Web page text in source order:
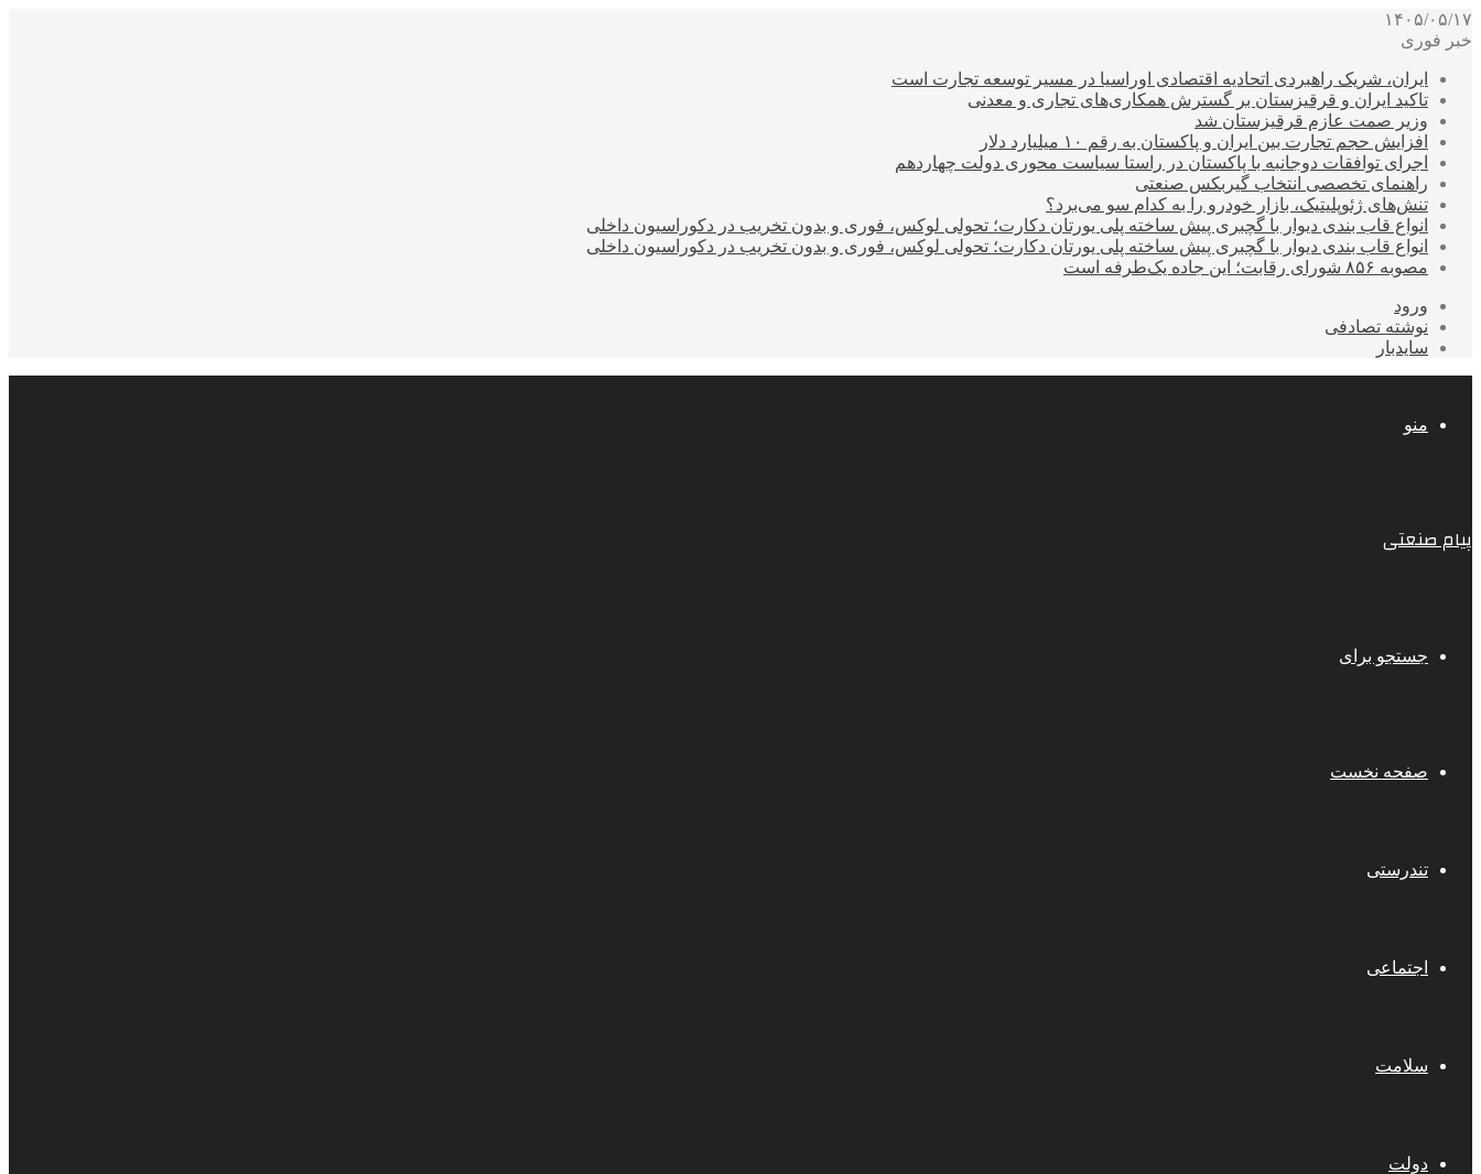
۱۴۰۵/۰۵/۱۷
خبر فوری
ایران، شریک راهبردی اتحادیه اقتصادی اوراسیا در مسیر توسعه تجارت است
تاکید ایران و قرقیزستان بر گسترش همکاری‌های تجاری و معدنی
وزیر صمت عازم قرقیزستان شد
افزایش حجم تجارت بین ایران و پاکستان به رقم ۱۰ میلیارد دلار
اجرای توافقات دوجانبه با پاکستان در راستا سیاست محوری دولت چهاردهم
راهنمای تخصصی انتخاب گیربکس صنعتی
تنش‌های ژئوپلیتیک، بازار خودرو را به کدام سو می‌برد؟
انواع قاب بندی دیوار با گچبری پیش ساخته پلی یورتان دکارت؛ تحولی لوکس، فوری و بدون تخریب در دکوراسیون داخلی
انواع قاب بندی دیوار با گچبری پیش ساخته پلی یورتان دکارت؛ تحولی لوکس، فوری و بدون تخریب در دکوراسیون داخلی
مصوبه ۸۵۶ شورای رقابت؛ این جاده یک‌طرفه است
ورود
نوشته تصادفی
سایدبار
منو
پیام صنعتی
جستجو برای
صفحه نخست
تندرستی
اجتماعی
سلامت
دولت